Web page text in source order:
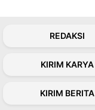
REDAKSI
KIRIM KARYA
KIRIM BERITA